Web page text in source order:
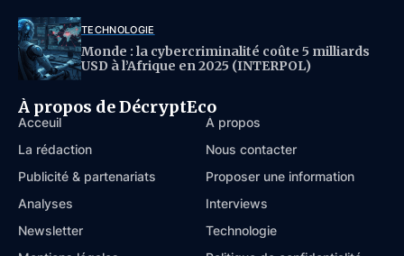
TECHNOLOGIE
Monde : la cybercriminalité coûte 5 milliards
USD à l’Afrique en 2025 (INTERPOL)
À propos de DécryptEco
Acceuil
À propos
La rédaction
Nous contacter
Publicité & partenariats
Proposer une information
Analyses
Interviews
Newsletter
Technologie